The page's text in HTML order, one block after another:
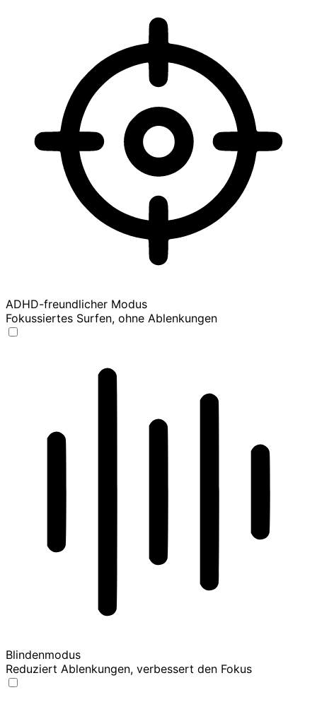
ADHD-freundlicher Modus
Fokussiertes Surfen, ohne Ablenkungen
Blindenmodus
Reduziert Ablenkungen, verbessert den Fokus